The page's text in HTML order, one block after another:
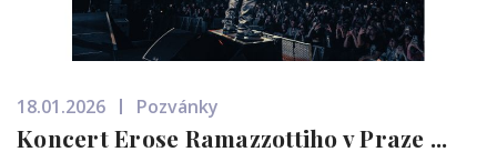
18.01.2026 Pozvánky
Koncert Erose Ramazzottiho v Praze ...